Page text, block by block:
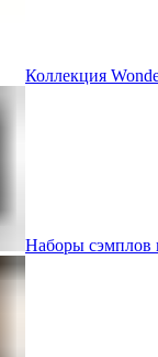
Коллекция
Наборы сэмплов